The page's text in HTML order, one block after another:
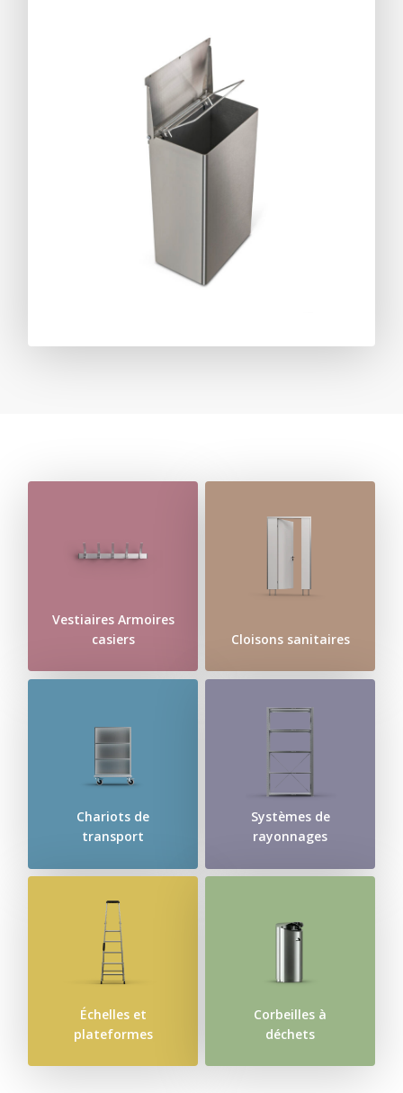
Vestiaires Armoires
casiers
Cloisons sanitaires
Chariots de
transport
Systèmes de
rayonnages
Échelles et
plateformes
Corbeilles à
déchets